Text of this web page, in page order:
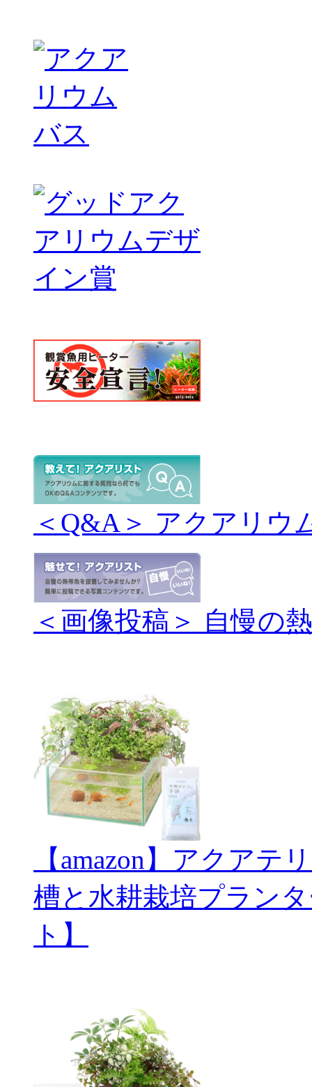
＜Q&A＞ アクアリウ
＜画像投稿＞ 自慢の
【amazon】アクアテ
槽と水耕栽培プラン
ト】